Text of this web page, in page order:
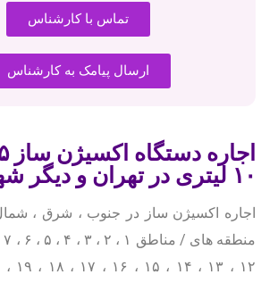
تماس با کارشناس
ارسال پیامک به کارشناس
۱۰ لیتری در تهران و دیگر شهر ها
اجاره اکسیژن ساز در جنوب ، شرق ،